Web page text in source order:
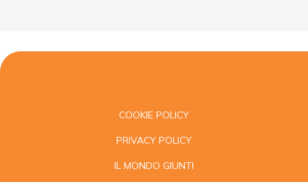
COOKIE POLICY
PRIVACY POLICY
IL MONDO GIUNTI